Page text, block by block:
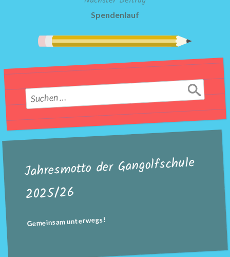
Spendenlauf
Suchen
nach:
Jahresmotto der Gangolfschule
2025/26
Gemeinsam unterwegs!